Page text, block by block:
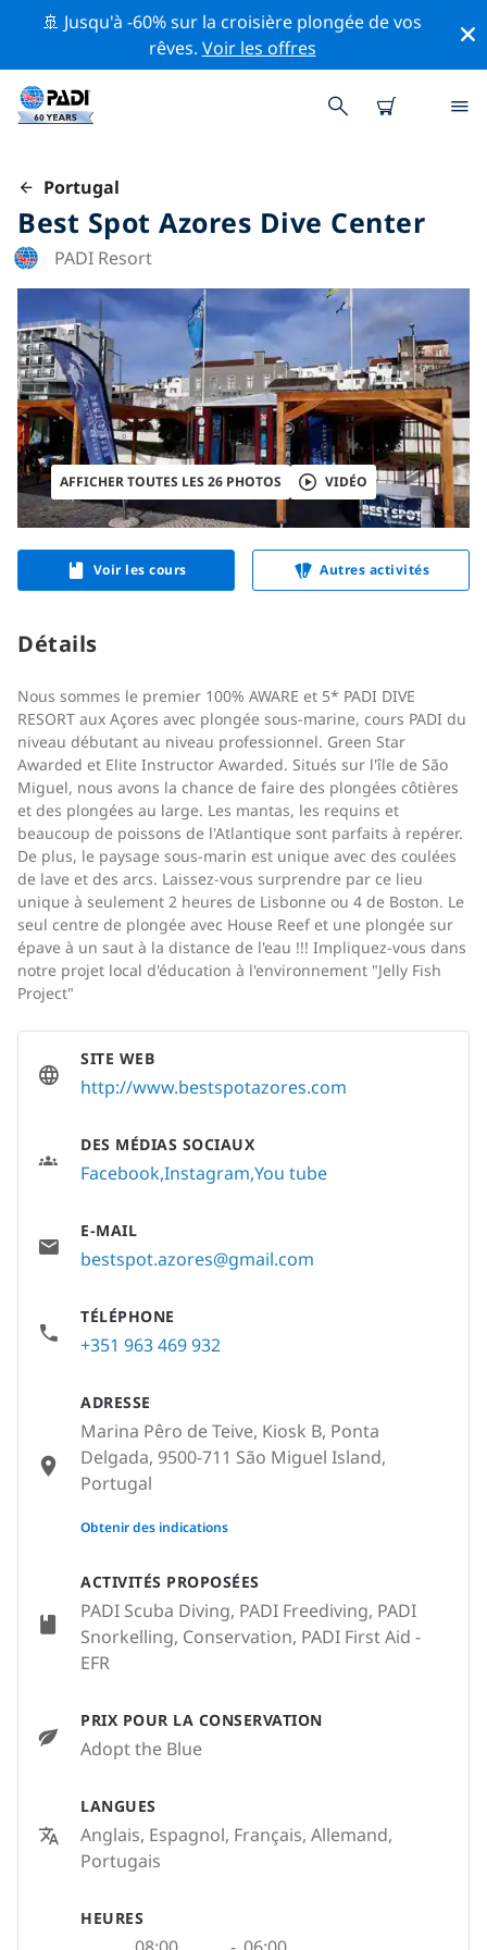
🚢 Jusqu'à -60% sur la croisière plongée de vos
rêves. Voir les offres
Portugal
Best Spot Azores Dive Center
PADI Resort
AFFICHER TOUTES LES 26 PHOTOS VIDÉO
Voir les cours Autres activités
Détails
Nous sommes le premier 100% AWARE et 5* PADI DIVE
RESORT aux Açores avec plongée sous-marine, cours PADI du
niveau débutant au niveau professionnel. Green Star
Awarded et Elite Instructor Awarded. Situés sur l'île de São
Miguel, nous avons la chance de faire des plongées côtières
et des plongées au large. Les mantas, les requins et
beaucoup de poissons de l'Atlantique sont parfaits à repérer.
De plus, le paysage sous-marin est unique avec des coulées
de lave et des arcs. Laissez-vous surprendre par ce lieu
unique à seulement 2 heures de Lisbonne ou 4 de Boston. Le
seul centre de plongée avec House Reef et une plongée sur
épave à un saut à la distance de l'eau !!! Impliquez-vous dans
notre projet local d'éducation à l'environnement "Jelly Fish
Project"
ACTIVITÉS PROPOSÉES
PADI Scuba Diving, PADI Freediving, PADI
Snorkelling, Conservation, PADI First Aid -
EFR
PRIX POUR LA CONSERVATION
Adopt the Blue
LANGUES
Anglais, Espagnol, Français, Allemand,
Portugais
HEURES
SITE WEB
http://www.bestspotazores.com
DES MÉDIAS SOCIAUX
FacebookInstagram You tube
E-MAIL
bestspot.azores@gmail.com
TÉLÉPHONE
+351 963 469 932
ADRESSE
Marina Pêro de Teive, Kiosk B, Ponta
Delgada, 9500-711 São Miguel Island,
Portugal
None
Obtenir des indications